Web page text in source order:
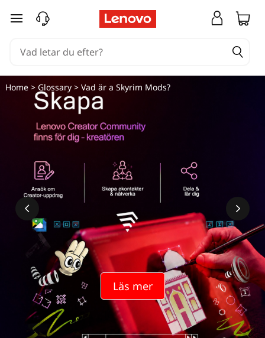
hoppa vidare till huvudinnehållet
Läs mer
Home> Glossary> Vad är a Skyrim Mods?